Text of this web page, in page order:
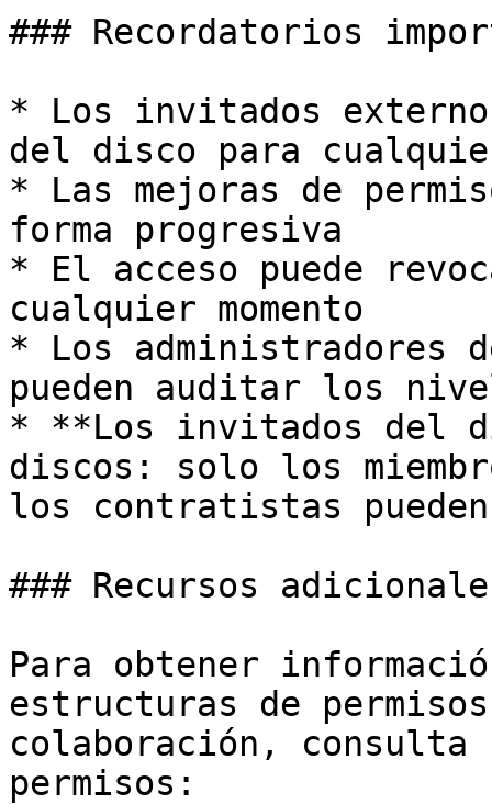
### Recordatorios
* Los invitados
del disco para
* Las mejoras de
forma progresiva
* El acceso puede
cualquier momento
* Los administradores
pueden auditar los
* **Los invitados del
discos: solo los
los contratistas pueden
### Recursos
Para obtener
estructuras de
colaboración, consulta
permisos: